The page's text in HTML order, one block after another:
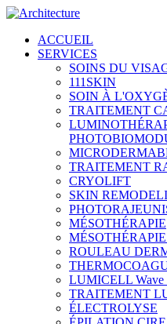
ACCUEIL
SERVICES
SOINS DU
111SKIN
SOIN À
TRAITEMENT
TRAITEMENT
CRYOLIFT
SKIN
MÉSOTHÉRAPIE
ROULEAU
LUMICELL Wave
TRAITEMENT
ÉLECTROLYSE